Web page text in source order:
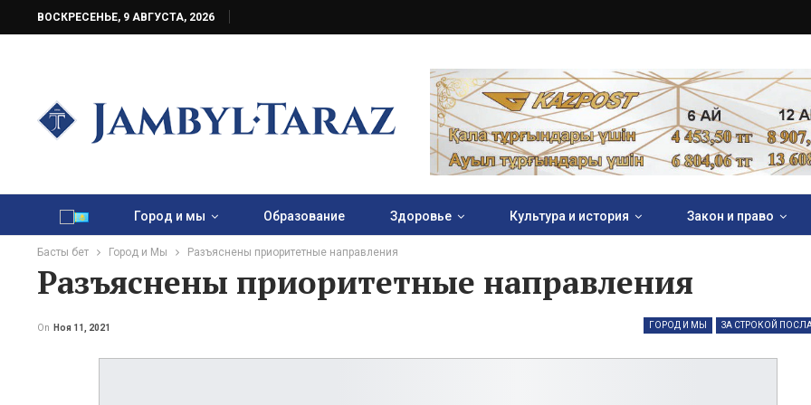
ВОСКРЕСЕНЬЕ, 9 АВГУСТА, 2026
Город и мы Образование Здоровье Культура и история Закон и право
Басты бет Город и Мы Разъяснены приоритетные направления
Разъяснены приоритетные направления
ГОРОД И МЫ ЗА СТРОКОЙ
On Ноя 11, 2021